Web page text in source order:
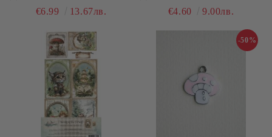
- FRIENDS OF THE
€6.99 13.67лв.
- FRIENDS OF THE
€4.60 9.00лв.
-50%